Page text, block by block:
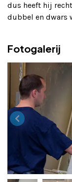
dus heeft hij
dubbel en dwars
Fotogalerij